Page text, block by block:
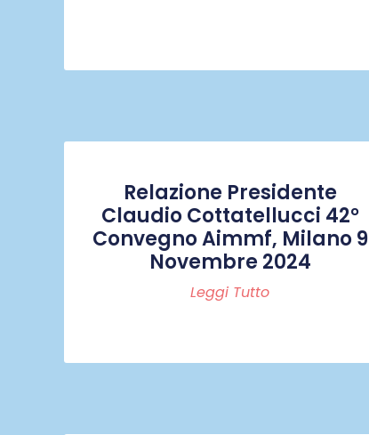
Relazione Presidente
Claudio Cottatellucci 42°
Convegno Aimmf, Milano 9
Novembre 2024
Leggi Tutto